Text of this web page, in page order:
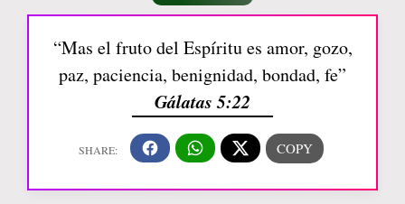
“Mas el fruto del Espíritu es amor, gozo,
paz, paciencia, benignidad, bondad, fe”
Gálatas 5:22